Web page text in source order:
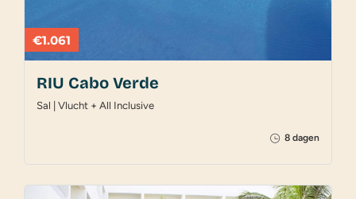
€1.061
RIU Cabo Verde
Sal | Vlucht + All Inclusive
8 dagen